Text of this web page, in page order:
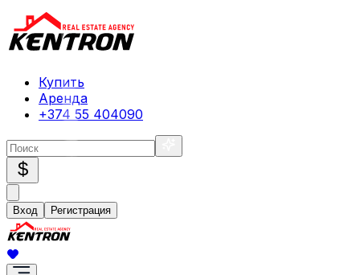
Купить
Аренда
+374 55 404090
$
Вход Регистрация